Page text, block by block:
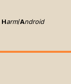
Harm/Android